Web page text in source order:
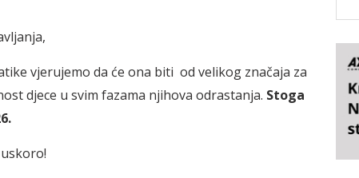
vjerujemo da će ona biti od velikog značaja za
djece u svim fazama njihova odrastanja. Stoga